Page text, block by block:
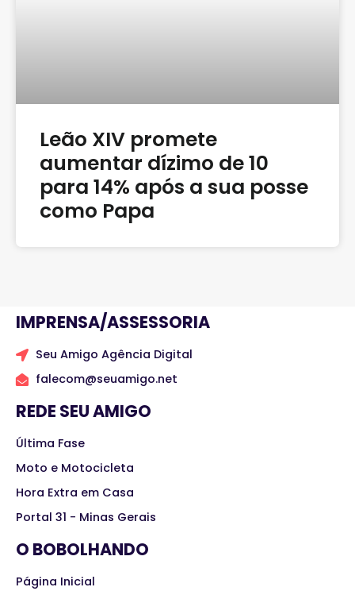
Leão XIV promete
aumentar dízimo de 10
para 14% após a sua posse
como Papa
IMPRENSA/ASSESSORIA
Seu Amigo Agência Digital
falecom@seuamigo.net
REDE SEU AMIGO
Última Fase
Moto e Motocicleta
Hora Extra em Casa
Portal 31 - Minas Gerais
O BOBOLHANDO
Página Inicial